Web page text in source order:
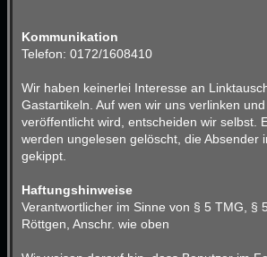
Kommunikation
Telefon: 0172/1608410
Wir haben keinerlei Interesse an
Gastartikeln. Auf wen wir uns verlinken
veröffentlicht wird, entscheiden wir selbst.
werden ungelesen gelöscht, die Absender
gekippt.
Haftungshinweise
Verantwortlicher im Sinne von § 5 TMG, §
Röttgen, Anschr. wie oben